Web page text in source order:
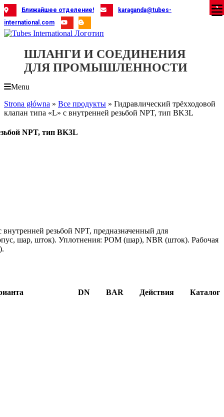
Skip
to
content
Ближайшее отделение!
karaganda@tubes-
international.com
ШЛАНГИ И СОЕДИНЕНИЯ
ДЛЯ ПРОМЫШЛЕННОСТИ
Menu
Strona główna » Все продукты » Гидравлический трёхходовой
клапан типа «L» с внутренней резьбой NPT, тип BK3L
NPT, тип BK3L
резьбой NPT, предназначенный для
шар, шток). Уплотнения: POM (шар), NBR (шток). Рабочая
DN BAR Действия Каталог
X
X
X
X
X
X
X
X
X
X
X
X
X
X
X
X
X
X
X